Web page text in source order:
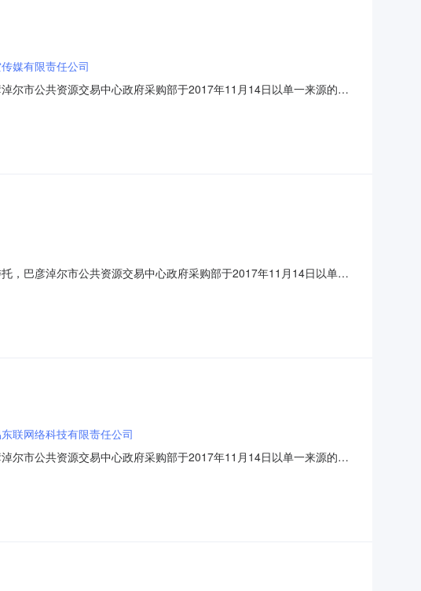
媒有限责任公司
尔市公共资源交易中心政府采购部于2017年11月14日以单一来源的方
价(元)1￥：900000中国航空传媒有限责任公司
，巴彦淖尔市公共资源交易中心政府采购部于2017年11月14日以单一
）中标供应商中标价(元)1￥：3800000内蒙古
联网络科技有限责任公司
尔市公共资源交易中心政府采购部于2017年11月14日以单一来源的方
价(元)1￥：300000内蒙古易东联网络科技有限